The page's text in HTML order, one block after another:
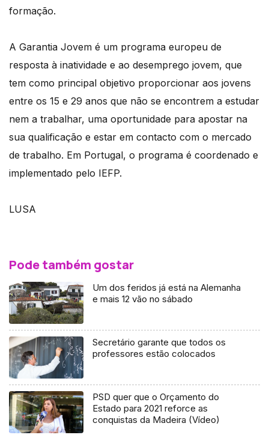
formação.
A Garantia Jovem é um programa europeu de
resposta à inatividade e ao desemprego jovem, que
tem como principal objetivo proporcionar aos jovens
entre os 15 e 29 anos que não se encontrem a estudar
nem a trabalhar, uma oportunidade para apostar na
sua qualificação e estar em contacto com o mercado
de trabalho. Em Portugal, o programa é coordenado e
implementado pelo IEFP.
LUSA
Pode também gostar
Um dos feridos já está na Alemanha
e mais 12 vão no sábado
Secretário garante que todos os
professores estão colocados
PSD quer que o Orçamento do
Estado para 2021 reforce as
conquistas da Madeira (Vídeo)